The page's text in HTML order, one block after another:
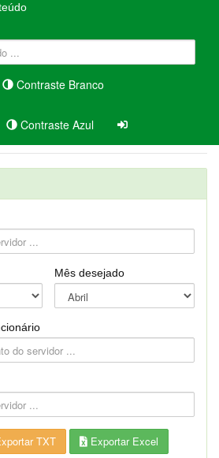
Contraste Branco
Contraste Azul
Mês desejado
TXT
Exportar Excel